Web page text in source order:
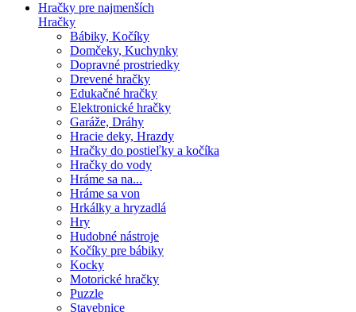
Hračky pre najmenších
Hračky
Bábiky, Kočíky
Domčeky, Kuchynky
Dopravné prostriedky
Drevené hračky
Edukačné hračky
Elektronické hračky
Garáže, Dráhy
Hracie deky, Hrazdy
Hračky do postieľky a kočíka
Hračky do vody
Hráme sa na...
Hráme sa von
Hrkálky a hryzadlá
Hry
Hudobné nástroje
Kočíky pre bábiky
Kocky
Motorické hračky
Puzzle
Stavebnice